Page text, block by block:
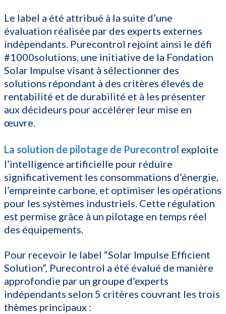
Le label a été attribué à la suite d’une
évaluation réalisée par des experts externes
indépendants. Purecontrol rejoint ainsi le défi
#1000solutions, une initiative de la Fondation
Solar Impulse visant à sélectionner des
solutions répondant à des critères élevés de
rentabilité et de durabilité et à les présenter
aux décideurs pour accélérer leur mise en
œuvre.
La solution de pilotage de Purecontrol exploite
l’intelligence artificielle pour réduire
significativement les consommations d’énergie,
l’empreinte carbone, et optimiser les opérations
pour les systèmes industriels. Cette régulation
est permise grâce à un pilotage en temps réel
des équipements.
Pour recevoir le label “Solar Impulse Efficient
Solution”, Purecontrol a été évalué de manière
approfondie par un groupe d’experts
indépendants selon 5 critères couvrant les trois
thèmes principaux :